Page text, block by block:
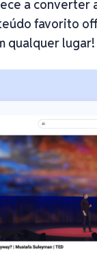
a converter
favorito
qualquer lugar!